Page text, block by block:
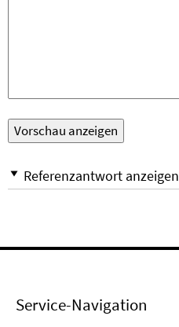
Referenzantwort anzeigen
Service-Navigation